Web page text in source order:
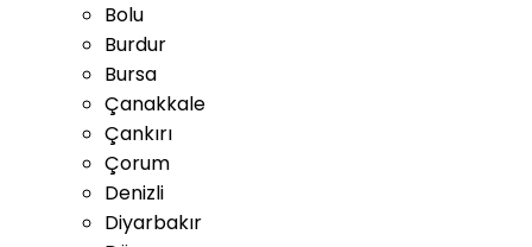
Bolu
Burdur
Bursa
Çanakkale
Çankırı
Çorum
Denizli
Diyarbakır